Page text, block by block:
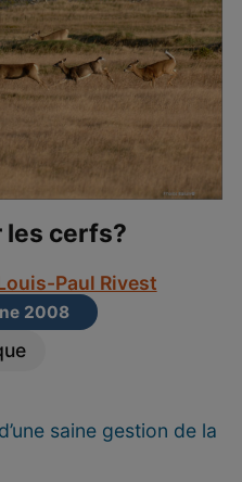
les cerfs?
Paul Rivest
2008
saine gestion de la